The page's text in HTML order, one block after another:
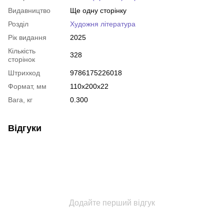
Видавництво
Ще одну сторінку
Розділ
Художня література
Рік видання
2025
Кількість
сторінок
328
Штрихкод
9786175226018
Формат, мм
110x200x22
Вага, кг
0.300
Відгуки
Додайте перший відгук